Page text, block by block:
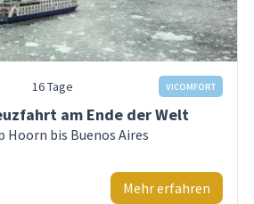
16 Tage VICOMFORT
am Ende der Welt
bis Buenos Aires
Mehr erfahren